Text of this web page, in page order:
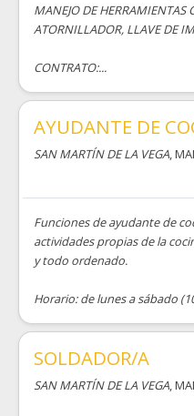
MANEJO DE HERRAMIENTAS
ATORNILLADOR, LLAVE DE
CONTRATO:...
AYUDANTE DE
SAN MARTÍN DE LA VEGA,
Funciones de ayudante de
actividades propias de la
y todo ordenado.
Horario: de lunes a sábado
SOLDADOR/A
SAN MARTÍN DE LA VEGA,